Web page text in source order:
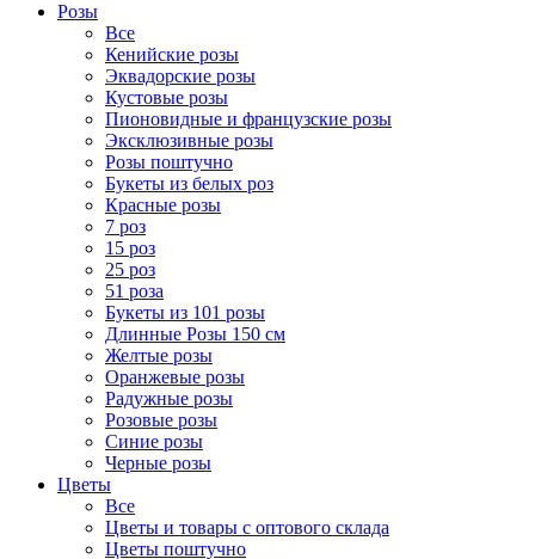
Розы
Все
Кенийские розы
Эквадорские розы
Кустовые розы
Пионовидные и французские розы
Эксклюзивные розы
Розы поштучно
Букеты из белых роз
Красные розы
7 роз
15 роз
25 роз
51 роза
Букеты из 101 розы
Длинные Розы 150 см
Желтые розы
Оранжевые розы
Радужные розы
Розовые розы
Синие розы
Черные розы
Цветы
Все
Цветы и товары с оптового склада
Цветы поштучно